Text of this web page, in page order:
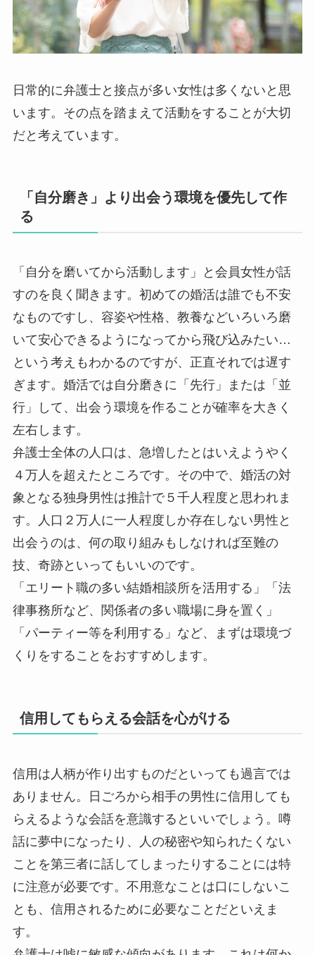
日常的に弁護士と接点が多い女性は多くないと思
います。その点を踏まえて活動をすることが大切
だと考えています。
「自分磨き」より出会う環境を優先して作
る
「自分を磨いてから活動します」と会員女性が話
すのを良く聞きます。初めての婚活は誰でも不安
なものですし、容姿や性格、教養などいろいろ磨
いて安心できるようになってから飛び込みたい…
という考えもわかるのですが、正直それでは遅す
ぎます。婚活では自分磨きに「先行」または「並
行」して、出会う環境を作ることが確率を大きく
左右します。
弁護士全体の人口は、急増したとはいえようやく
４万人を超えたところです。その中で、婚活の対
象となる独身男性は推計で５千人程度と思われま
す。人口２万人に一人程度しか存在しない男性と
出会うのは、何の取り組みもしなければ至難の
技、奇跡といってもいいのです。
「エリート職の多い結婚相談所を活用する」「法
律事務所など、関係者の多い職場に身を置く」
「パーティー等を利用する」など、まずは環境づ
くりをすることをおすすめします。
信用してもらえる会話を心がける
信用は人柄が作り出すものだといっても過言では
ありません。日ごろから相手の男性に信用しても
らえるような会話を意識するといいでしょう。噂
話に夢中になったり、人の秘密や知られたくない
ことを第三者に話してしまったりすることには特
に注意が必要です。不用意なことは口にしないこ
とも、信用されるために必要なことだといえま
す。